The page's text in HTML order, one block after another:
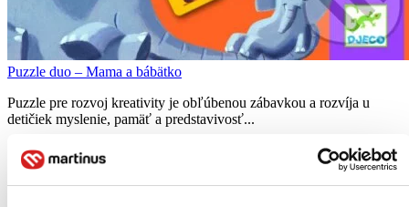
Puzzle duo – Mama a bábätko
Puzzle pre rozvoj kreativity je obľúbenou zábavkou a rozvíja u
detičiek myslenie, pamäť a predstavivosť...
Puzzle
8,40 €
-8 %